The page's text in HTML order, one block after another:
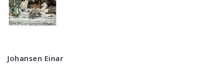
Johansen Einar